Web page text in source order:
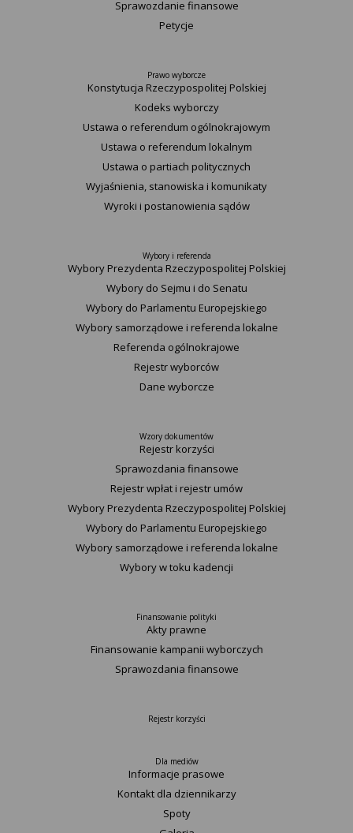
Sprawozdanie finansowe
Petycje
Prawo wyborcze
Konstytucja Rzeczypospolitej Polskiej​
Kodeks wyborczy
Ustawa o referendum ogólnokrajowym
Ustawa o referendum lokalnym
Ustawa o partiach politycznych
Wyjaśnienia, stanowiska i komunikaty
Wyroki i postanowienia sądów
Wybory i referenda
Wybory Prezydenta Rzeczypospolitej Polskiej
Wybory do Sejmu i do Senatu
Wybory do Parlamentu Europejskiego
Wybory samorządowe i referenda lokalne
Referenda ogólnokrajowe
Rejestr wyborców
Dane wyborcze
Wzory dokumentów
Rejestr korzyści
Sprawozdania finansowe
Rejestr wpłat i rejestr umów
Wybory Prezydenta Rzeczypospolitej Polskiej
Wybory do Parlamentu Europejskiego
Wybory samorządowe i referenda lokalne
Wybory w toku kadencji
Finansowanie polityki
Akty prawne
Finansowanie kampanii wyborczych
Sprawozdania finansowe
Rejestr korzyści
Dla mediów
Informacje prasowe
Kontakt dla dziennikarzy
Spoty